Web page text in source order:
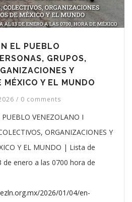
EL PUEBLO
GRUPOS,
Y
MÉXICO Y EL MUNDO
/ 0 comments
VENEZOLANO I
ORGANIZACIONES Y
Y EL MUNDO | Lista de
enero a las 0700 hora de
2026/01/04/en-